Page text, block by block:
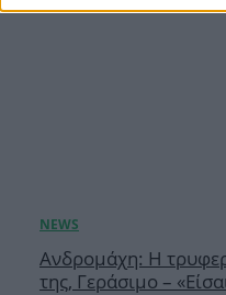
Ανδρομάχη: Η
της, Γεράσιμο –